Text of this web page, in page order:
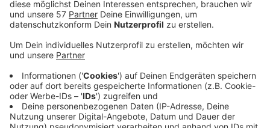
Verwaltungsgericht geurteilt.
Hollandwiese in der Nähe der Uniklinik und dauert
Dort müssen unter anderem alle rund 500
Teilnehmer mit ganzem Namen, Adressen und
Telefonnummern schriftlich erfasst werden,